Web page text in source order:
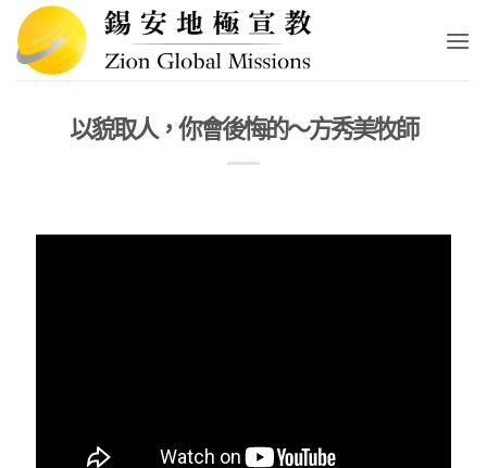
Skip
content
以貌取人，你會後悔的～方秀美牧師